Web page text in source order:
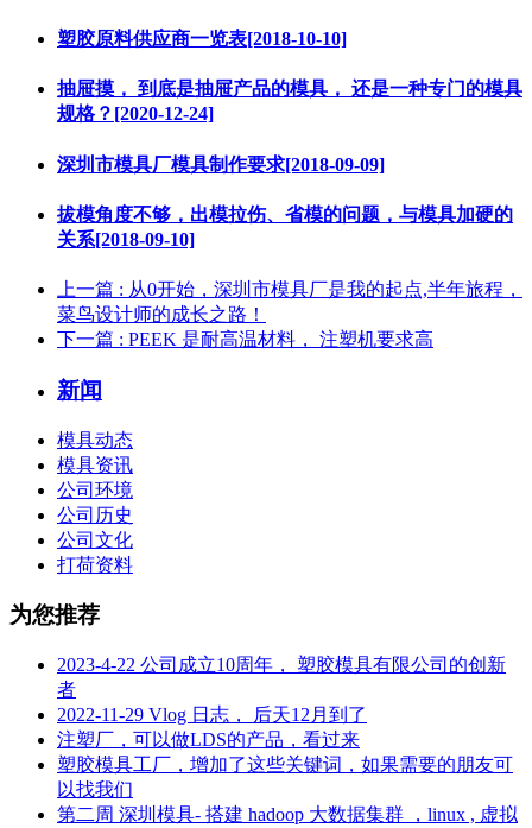
塑胶原料供应商一览表[2018-10-10]
抽屉摸， 到底是抽屉产品的模具， 还是一种专门的模具
规格？[2020-12-24]
深圳市模具厂模具制作要求[2018-09-09]
拔模角度不够，出模拉伤、省模的问题，与模具加硬的
关系[2018-09-10]
上一篇 : 从0开始，深圳市模具厂是我的起点,半年旅程，
菜鸟设计师的成长之路！
下一篇 : PEEK 是耐高温材料， 注塑机要求高
新闻
模具动态
模具资讯
公司环境
公司历史
公司文化
打荷资料
为您推荐
2023-4-22 公司成立10周年， 塑胶模具有限公司的创新
者
2022-11-29 Vlog 日志， 后天12月到了
注塑厂，可以做LDS的产品，看过来
塑胶模具工厂，增加了这些关键词，如果需要的朋友可
以找我们
第二周 深圳模具- 搭建 hadoop 大数据集群 ，linux , 虚拟